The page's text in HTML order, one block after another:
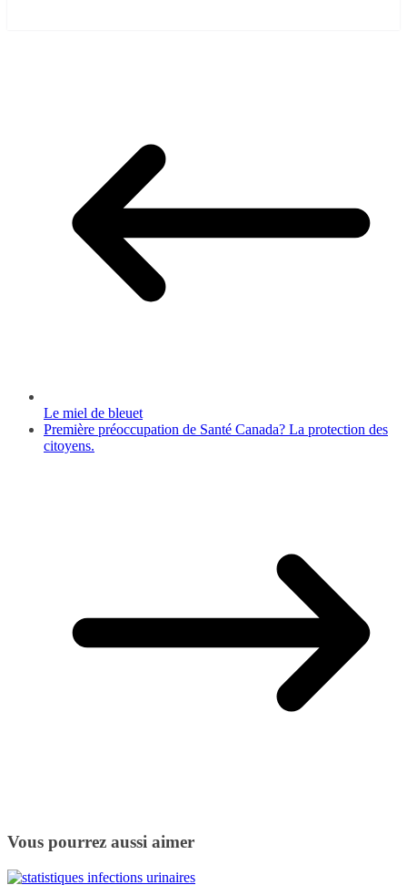
Le miel de bleuet
Première préoccupation de Santé Canada? La protection des
citoyens.
Vous pourrez aussi aimer